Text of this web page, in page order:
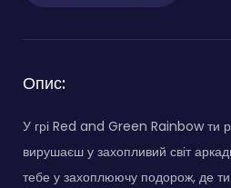
Опис:
У грі Red and Green Rainbow ти
вирушаєш у захопливий світ
тебе у захоплюючу подорож, де ти